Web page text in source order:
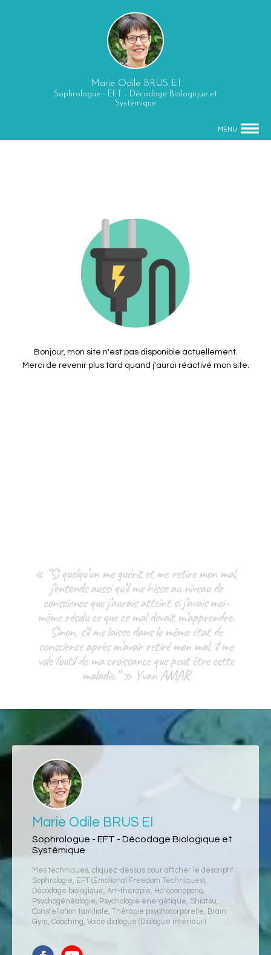
Marie Odile BRUS EI
Sophrologue - EFT - Décodage Biologique et
Systèmique
MENU
Bonjour, mon site n'est pas disponible actuellement.
Merci de revenir plus tard quand j'aurai réactivé mon site.
« “Si quelqu’un me guérit et me retire mon mal,
j’entends aussi qu’il me hisse au niveau de
conscience que j’aurais atteint si j’avais moi-
même résolu ce que ce mal devait m’apprendre.
Sinon, s’il me laisse dans le même état de
conscience après m’avoir retiré mon mal, il me
vole l’outil de ma croissance que peut être cette
maladie.” » Yvan AMAR
Marie Odile BRUS EI
Sophrologue - EFT - Décodage Biologique et
Systèmique
Mes techniques, cliquez-dessus pour afficher le descriptif :
Sophrologie, EFT (Emotional Freedom Techniques),
Décodage biologique, Art-thérapie, Ho' oponopono,
Psychogénéalogie, Psychologie énergétique, Shiatsu,
Constellation familiale, Thérapie psychocorporelle, Brain
Gym, Coaching, Voice dialogue (Dialogue intérieur)